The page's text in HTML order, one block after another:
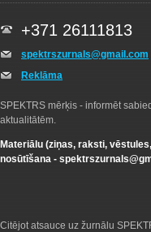
+371 26111813
spektrszurnals@gmail.com
Reklāma
SPEKTRS mērķis - informēt
aktualitātēm.
Materiālu (ziņas, raksti,
nosūtīšana -
Citējot atsauce uz žurnālu